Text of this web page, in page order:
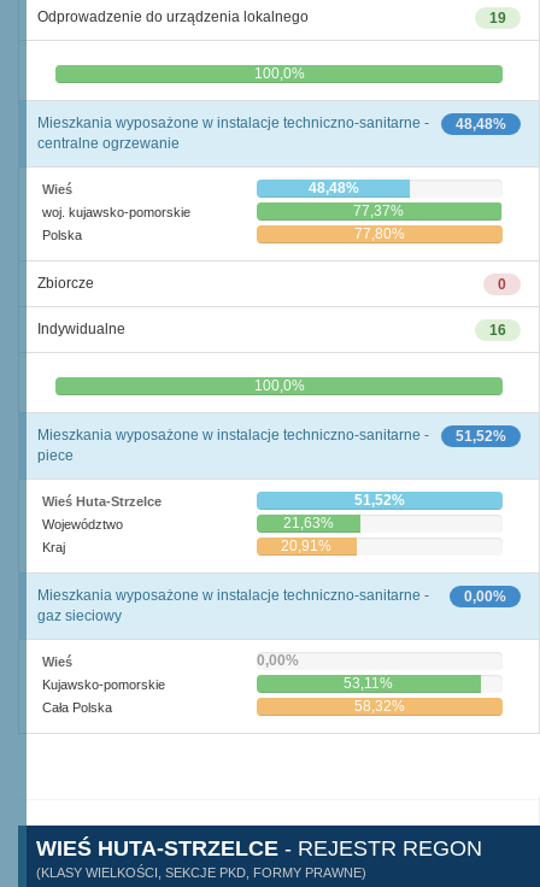
19
Odprowadzenie do urządzenia lokalnego
0,0% 100,0%
48,48%
Mieszkania wyposażone w instalacje techniczno-sanitarne -
centralne ogrzewanie
Wieś 48,48%
woj. kujawsko-pomorskie 77,37%
Polska 77,80%
0
Zbiorcze
16
Indywidualne
0,0% 100,0%
51,52%
Mieszkania wyposażone w instalacje techniczno-sanitarne -
piece
Wieś Huta-Strzelce 51,52%
Województwo 21,63%
Kraj 20,91%
0,00%
Mieszkania wyposażone w instalacje techniczno-sanitarne -
gaz sieciowy
Wieś 0,00%
Kujawsko-pomorskie 53,11%
Cała Polska 58,32%
WIEŚ HUTA-STRZELCE - REJESTR REGON
(KLASY WIELKOŚCI, SEKCJE PKD, FORMY PRAWNE)